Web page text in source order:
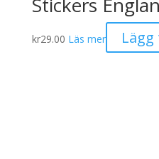
kr29.00 Läs mer